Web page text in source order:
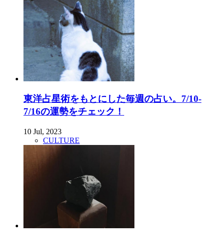
東洋占星術をもとにした毎週の占い。7/10-
7/16の運勢をチェック！
10 Jul, 2023
CULTURE